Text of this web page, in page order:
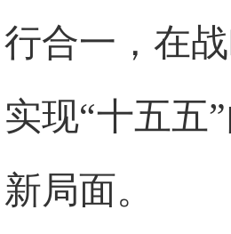
行合一，在
实现“十五五
新局面。